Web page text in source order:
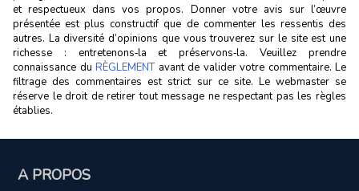
et respectueux dans vos propos. Donner votre avis sur l’œuvre
présentée est plus constructif que de commenter les ressentis des
autres. La diversité d’opinions que vous trouverez sur le site est une
richesse : entretenons‑la et préservons‑la. Veuillez prendre
connaissance du RÈGLEMENTavant de valider votre commentaire. Le
filtrage des commentaires est strict sur ce site. Le webmaster se
réserve le droit de retirer tout message ne respectant pas les règles
établies.
A PROPOS